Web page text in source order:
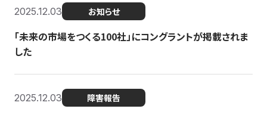
2025.12.03 お知らせ
「未来の市場をつくる100社」にコングラントが掲載されま
した
2025.12.03 障害報告